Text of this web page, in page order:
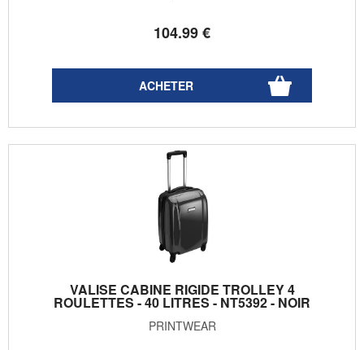
104.99€
VALISE CABINE RIGIDE TROLLEY 4
ROULETTES - 40 LITRES - NT5392 - NOIR
PRINTWEAR